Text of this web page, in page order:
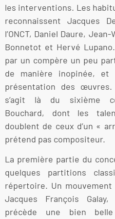
les interventions. Les
reconnaissent Jacques
l’ONCT, Daniel Daure,
Bonnetot et Hervé
par un compère un peu
de manière inopinée, et
présentation des
s’agit là du sixième
Bouchard, dont les
doublent de ceux d’un «
prétend pas compositeur.
La première partie du
quelques partitions
répertoire. Un
Jacques François
précède une bien